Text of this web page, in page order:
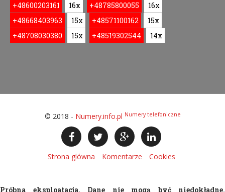
+48600203161
16x +48785800055
16x
+48668403963
15x +48571100162
15x
+48708030380
15x +48519302544 14x
© 2018 - Numery.info.pl Numery telefoniczne
Strona glówna Komentarze Cookies
Próbna eksploatacja. Dane nie mogą być niedokładne.